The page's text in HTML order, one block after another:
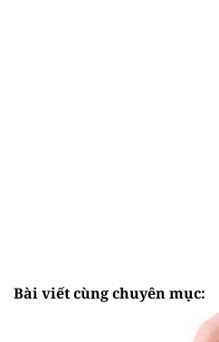
Bài viết cùng chuyên mục: